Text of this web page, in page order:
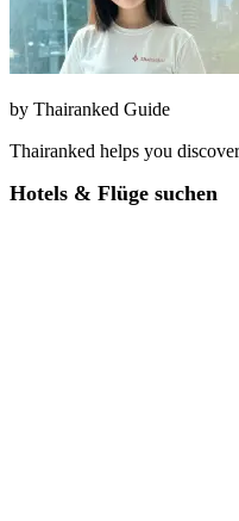
by Thairanked Guide
Thairanked helps you
Hotels & Flüge suchen